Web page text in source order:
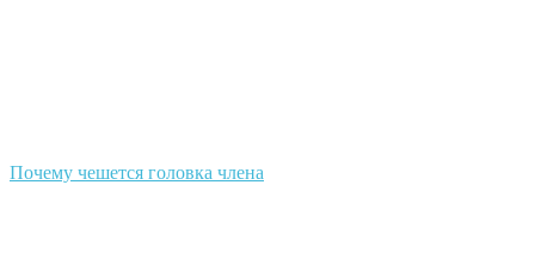
Почему чешется головка члена